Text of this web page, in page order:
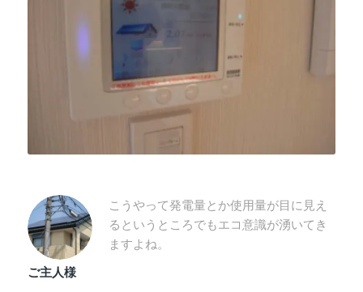
こうやって発電量とか使用量が目に見え
るというところでもエコ意識が湧いてき
ますよね。
ご主人様